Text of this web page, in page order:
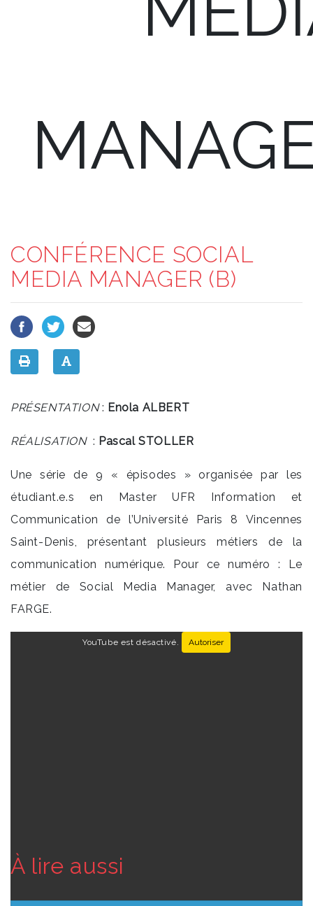
CONFÉRENCE SOCIAL
MEDIA MANAGER (B)
PRÉSENTATION: Enola ALBERT
RÉALISATION : Pascal STOLLER
Une série de 9 « épisodes » organisée par les
étudiant.e.s en Master UFR Information et
Communication de l’Université Paris 8 Vincennes
Saint-Denis, présentant plusieurs métiers de la
communication numérique. Pour ce numéro : Le
métier de Social Media Manager, avec Nathan
FARGE.
YouTube est désactivé. Autoriser
À lire aussi